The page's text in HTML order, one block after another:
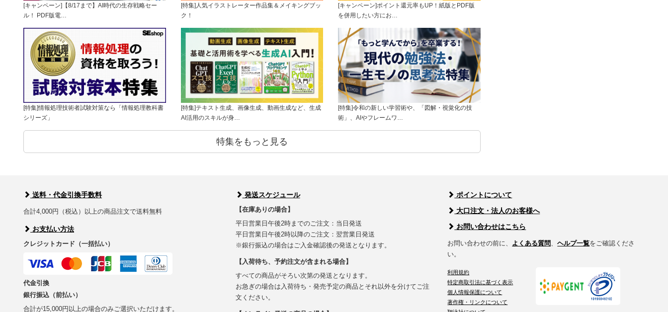
[キャンペーン]【8/17まで】AI時代の生存戦略セー
ル！ PDF版電…
[特集]人気イラストレーター作品集＆メイキングブッ
ク！
[キャンペーン]ポイント還元率もUP！紙版とPDF版
を併用したい方にお…
[特集]情報処理技術者試験対策なら「情報処理教科書
シリーズ」
[特集]テキスト生成、画像生成、動画生成など、生成
AI活用のスキルが身…
[特集]令和の新しい学習術や、「図解・視覚化の技
術」、AIやフレームワ…
特集をもっと見る
送料・代金引換手数料
合計4,000円（税込）以上の商品注文で送料無料
お支払い方法
クレジットカード（一括払い）
代金引換
銀行振込（前払い）
合計が15,000円以上の場合のみご選択いただけます。
発送スケジュール
【在庫ありの場合】
平日営業日午後2時までのご注文：当日発送
平日営業日午後2時以降のご注文：翌営業日発送
※銀行振込の場合はご入金確認後の発送となります。
【入荷待ち、予約注文が含まれる場合】
すべての商品がそろい次第の発送となります。
お急ぎの場合は入荷待ち・発売予定の商品とそれ以外を分けてご注
文ください。
ポイントについて
大口注文・法人のお客様へ
お問い合わせはこちら
お問い合わせの前に、 よくある質問 、ヘルプ一覧をご確認くださ
い。
利用規約
特定商取引法に基づく表示
個人情報保護について
著作権・リンクについて